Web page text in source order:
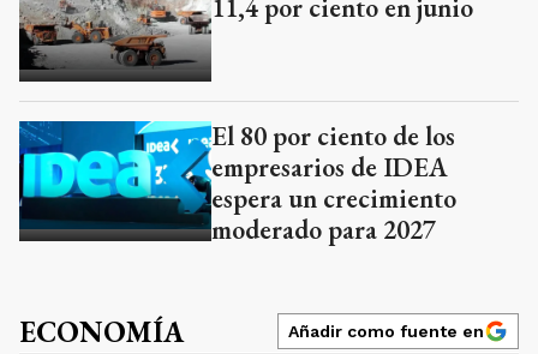
11,4 por ciento en junio
El 80 por ciento de los
empresarios de IDEA
espera un crecimiento
moderado para 2027
ECONOMÍA Añadir como fuente en